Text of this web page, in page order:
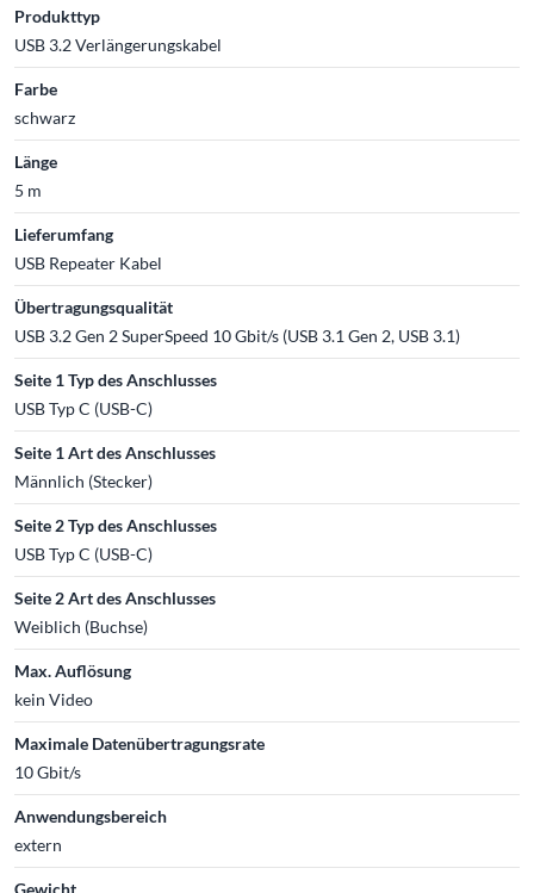
Produkttyp
USB 3.2 Verlängerungskabel
Farbe
schwarz
Länge
5 m
Lieferumfang
USB Repeater Kabel
Übertragungsqualität
USB 3.2 Gen 2 SuperSpeed 10 Gbit/s (USB 3.1 Gen 2, USB 3.1)
Seite 1 Typ des Anschlusses
USB Typ C (USB-C)
Seite 1 Art des Anschlusses
Männlich (Stecker)
Seite 2 Typ des Anschlusses
USB Typ C (USB-C)
Seite 2 Art des Anschlusses
Weiblich (Buchse)
Max. Auflösung
kein Video
Maximale Datenübertragungsrate
10 Gbit/s
Anwendungsbereich
extern
Gewicht